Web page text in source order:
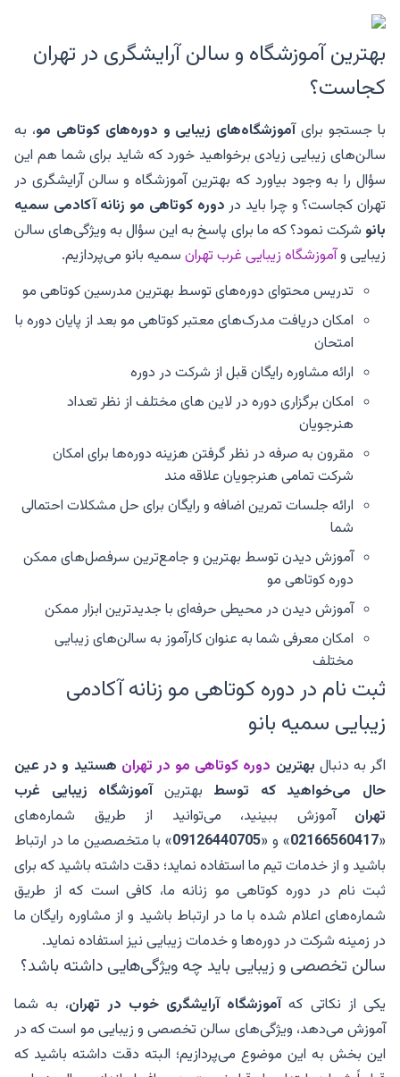
بهترین آموزشگاه و سالن آرایشگری در تهران
کجاست؟
با جستجو برایآموزشگاه‌های زیبایی و دوره‌های کوتاهی مو، به
سالن‌های زیبایی زیادی برخواهید خورد که شاید برای شما هم این
سؤال را به وجود بیاورد که بهترین آموزشگاه و سالن آرایشگری در
تهران کجاست؟ و چرا باید در دوره کوتاهی مو زنانه آکادمی سمیه
بانو شرکت نمود؟ که ما برای پاسخ به این سؤال به ویژگی‌های سالن
زیبایی وآموزشگاه زیبایی غرب تهرانسمیه بانو می‌پردازیم.
تدریس محتوای دوره‌های توسط بهترین مدرسین کوتاهی مو
امکان دریافت مدرک‌های معتبر کوتاهی مو بعد از پایان دوره با
امتحان
ارائه مشاوره رایگان قبل از شرکت در دوره
امکان برگزاری دوره در لاین های مختلف از نظر تعداد
هنرجویان
مقرون به صرفه در نظر گرفتن هزینه دوره‌ها برای امکان
شرکت تمامی هنرجویان علاقه مند
ارائه جلسات تمرین اضافه و رایگان برای حل مشکلات احتمالی
شما
آموزش دیدن توسط بهترین و جامع‌ترین سرفصل‌های ممکن
دوره کوتاهی مو
آموزش دیدن در محیطی حرفه‌ای با جدیدترین ابزار ممکن
امکان معرفی شما به عنوان کارآموز به سالن‌های زیبایی
مختلف
ثبت نام در دوره کوتاهی مو زنانه آکادمی
زیبایی سمیه بانو
اگر به دنبال بهترین دوره کوتاهی مو در تهران هستید و در عین
حال می‌خواهید که توسط بهترین آموزشگاه زیبایی غرب
تهران آموزش ببینید، می‌توانید از طریق شماره‌های
«
02166560417» و «09126440705» با متخصصین ما در ارتباط
باشید و از خدمات تیم ما استفاده نماید؛ دقت داشته باشید که برای
ثبت نام در دوره کوتاهی مو زنانه ما، کافی است که از طریق
شماره‌های اعلام شده با ما در ارتباط باشید و از مشاوره رایگان ما
در زمینه شرکت در دوره‌ها و خدمات زیبایی نیز استفاده نماید.
سالن تخصصی و زیبایی باید چه ویژگی‌هایی داشته باشد؟
یکی از نکاتی کهآموزشگاه آرایشگری خوب در تهران، به شما
آموزش می‌دهد، ویژگی‌های سالن تخصصی و زیبایی مو است که در
این بخش به این موضوع می‌پردازیم؛ البته دقت داشته باشید که